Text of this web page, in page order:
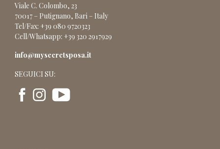
Viale C. Colombo, 23
70017 – Putignano, Bari – Italy
Tel/Fax: +39 080 9720323
Cell/Whatsapp: +39 320 2917929
info@mysecretsposa.it
SEGUICI SU: